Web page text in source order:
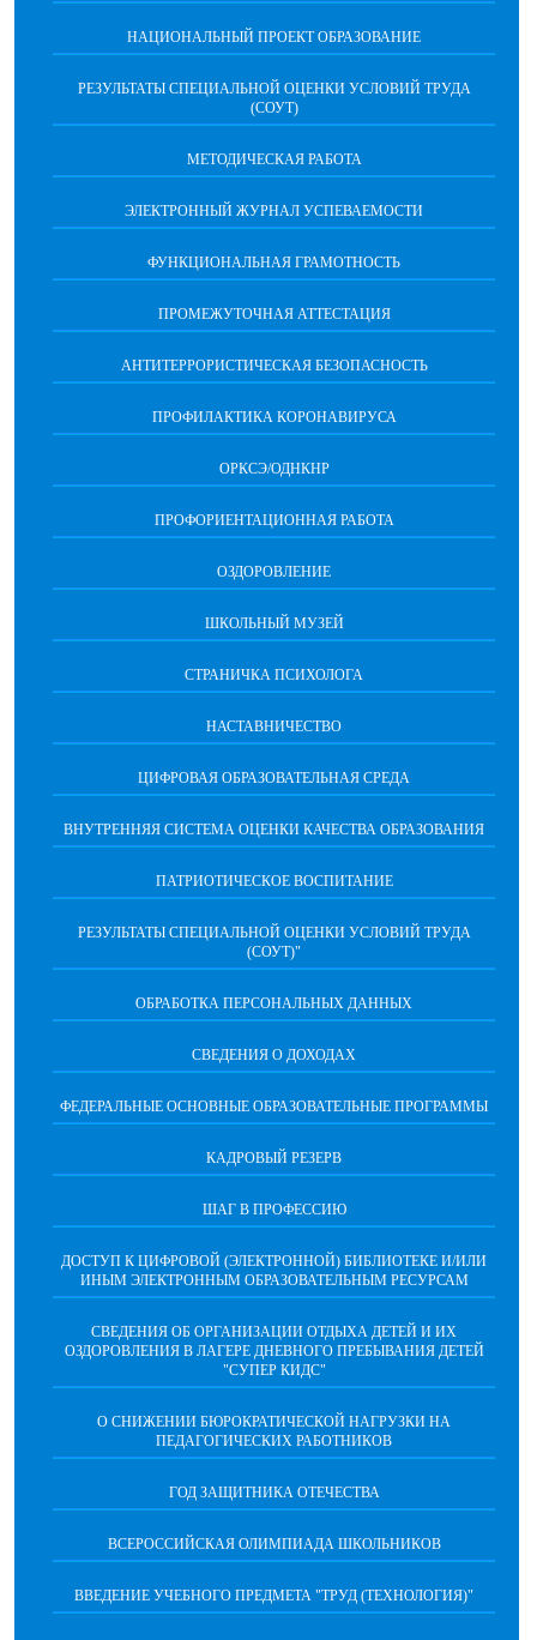
НАЦИОНАЛЬНЫЙ ПРОЕКТ ОБРАЗОВАНИЕ
РЕЗУЛЬТАТЫ СПЕЦИАЛЬНОЙ ОЦЕНКИ УСЛОВИЙ ТРУДА
(СОУТ)
МЕТОДИЧЕСКАЯ РАБОТА
ЭЛЕКТРОННЫЙ ЖУРНАЛ УСПЕВАЕМОСТИ
ФУНКЦИОНАЛЬНАЯ ГРАМОТНОСТЬ
ПРОМЕЖУТОЧНАЯ АТТЕСТАЦИЯ
АНТИТЕРРОРИСТИЧЕСКАЯ БЕЗОПАСНОСТЬ
ПРОФИЛАКТИКА КОРОНАВИРУСА
ОРКСЭ/ОДНКНР
ПРОФОРИЕНТАЦИОННАЯ РАБОТА
ОЗДОРОВЛЕНИЕ
ШКОЛЬНЫЙ МУЗЕЙ
СТРАНИЧКА ПСИХОЛОГА
НАСТАВНИЧЕСТВО
ЦИФРОВАЯ ОБРАЗОВАТЕЛЬНАЯ СРЕДА
ВНУТРЕННЯЯ СИСТЕМА ОЦЕНКИ КАЧЕСТВА ОБРАЗОВАНИЯ
ПАТРИОТИЧЕСКОЕ ВОСПИТАНИЕ
РЕЗУЛЬТАТЫ СПЕЦИАЛЬНОЙ ОЦЕНКИ УСЛОВИЙ ТРУДА
(СОУТ)"
ОБРАБОТКА ПЕРСОНАЛЬНЫХ ДАННЫХ
СВЕДЕНИЯ О ДОХОДАХ
ФЕДЕРАЛЬНЫЕ ОСНОВНЫЕ ОБРАЗОВАТЕЛЬНЫЕ ПРОГРАММЫ
КАДРОВЫЙ РЕЗЕРВ
ШАГ В ПРОФЕССИЮ
ДОСТУП К ЦИФРОВОЙ (ЭЛЕКТРОННОЙ) БИБЛИОТЕКЕ И/ИЛИ
ИНЫМ ЭЛЕКТРОННЫМ ОБРАЗОВАТЕЛЬНЫМ РЕСУРСАМ
СВЕДЕНИЯ ОБ ОРГАНИЗАЦИИ ОТДЫХА ДЕТЕЙ И ИХ
ОЗДОРОВЛЕНИЯ В ЛАГЕРЕ ДНЕВНОГО ПРЕБЫВАНИЯ ДЕТЕЙ
"СУПЕР КИДС"
О СНИЖЕНИИ БЮРОКРАТИЧЕСКОЙ НАГРУЗКИ НА
ПЕДАГОГИЧЕСКИХ РАБОТНИКОВ
ГОД ЗАЩИТНИКА ОТЕЧЕСТВА
ВСЕРОССИЙСКАЯ ОЛИМПИАДА ШКОЛЬНИКОВ
ВВЕДЕНИЕ УЧЕБНОГО ПРЕДМЕТА "ТРУД (ТЕХНОЛОГИЯ)"